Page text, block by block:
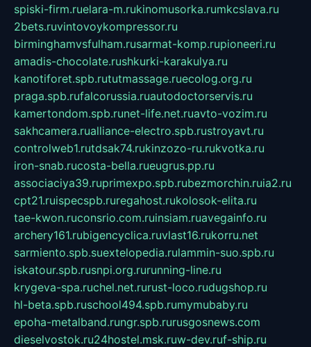
spiski-firm.ruelara-m.rukinomusorka.rumkcslava.ru
2bets.ruvintovoykompressor.ru
birminghamvsfulham.rusarmat-komp.rupioneeri.ru
amadis-chocolate.rushkurki-karakulya.ru
kanotiforet.spb.rututmassage.ruecolog.org.ru
praga.spb.rufalcorussia.ruautodoctorservis.ru
kamertondom.spb.runet-life.net.ruavto-vozim.ru
sakhcamera.rualliance-electro.spb.rustroyavt.ru
controlweb1.rutdsak74.rukinzozo-ru.rukvotka.ru
iron-snab.rucosta-bella.rueugrus.pp.ru
associaciya39.ruprimexpo.spb.rubezmorchin.ruia2.ru
cpt21.ruispecspb.ruregahost.rukolosok-elita.ru
tae-kwon.ruconsrio.com.ruinsiam.ruavegainfo.ru
archery161.rubigencyclica.ruvlast16.rukorru.net
sarmiento.spb.suextelopedia.rulammin-suo.spb.ru
iskatour.spb.rusnpi.org.rurunning-line.ru
krygeva-spa.ruchel.net.rurust-loco.rudugshop.ru
hl-beta.spb.ruschool494.spb.rumymubaby.ru
epoha-metalband.rungr.spb.rurusgosnews.com
dieselvostok.ru24hostel.msk.ruw-dev.ruf-ship.ru